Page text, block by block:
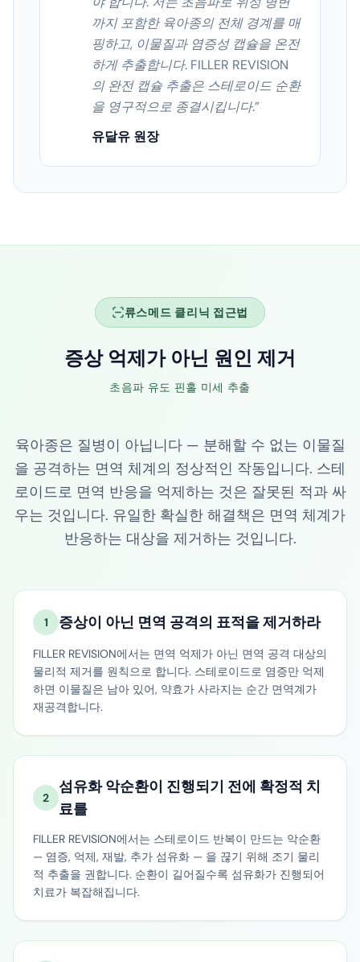
까지 포함한 육아종의 전체 경계를 매
핑하고, 이물질과 염증성 캡슐을 온전
하게 추출합니다. FILLER REVISION
의 완전 캡슐 추출은 스테로이드 순환
을 영구적으로 종결시킵니다.”
유달유 원장
류스메드 클리닉 접근법
증상 억제가 아닌 원인 제거
초음파 유도 핀홀 미세 추출
육아종은 질병이 아닙니다 — 분해할 수 없는 이물질
을 공격하는 면역 체계의 정상적인 작동입니다. 스테
로이드로 면역 반응을 억제하는 것은 잘못된 적과 싸
우는 것입니다. 유일한 확실한 해결책은 면역 체계가
반응하는 대상을 제거하는 것입니다.
1 증상이 아닌 면역 공격의 표적을 제거하라
FILLER REVISION에서는 면역 억제가 아닌 면역 공격 대상의
물리적 제거를 원칙으로 합니다. 스테로이드로 염증만 억제
하면 이물질은 남아 있어, 약효가 사라지는 순간 면역계가
재공격합니다.
2
섬유화 악순환이 진행되기 전에 확정적 치
료를
FILLER REVISION에서는 스테로이드 반복이 만드는 악순환
— 염증, 억제, 재발, 추가 섬유화 — 을 끊기 위해 조기 물리
적 추출을 권합니다. 순환이 길어질수록 섬유화가 진행되어
치료가 복잡해집니다.